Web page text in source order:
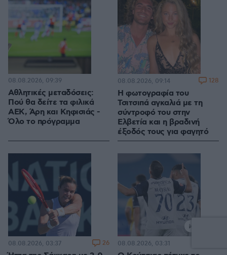
Αθλητικές μεταδόσεις:
Πού θα δείτε τα φιλικά
ΑΕΚ, Άρη και Κηφισιάς -
Όλο το πρόγραμμα
08.08.2026, 09:39
Η φωτογραφία του
Τσιτσιπά αγκαλιά με τη
σύντροφό του στην
Ελβετία και η βραδινή
έξοδός τους για φαγητό
08.08.2026, 09:14 128
08.08.2026, 03:37 26 08.08.2026, 03:31